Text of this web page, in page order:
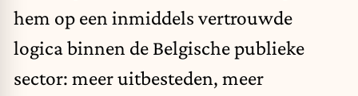
hem op een inmiddels vertrouwde
logica binnen de Belgische publieke
sector: meer uitbesteden, meer